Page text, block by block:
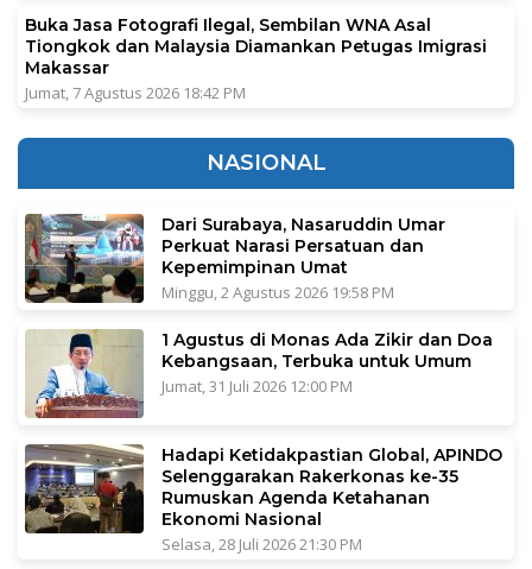
Buka Jasa Fotografi Ilegal, Sembilan WNA Asal
Tiongkok dan Malaysia Diamankan Petugas Imigrasi
Makassar
Jumat, 7 Agustus 2026 18:42 PM
NASIONAL
Dari Surabaya, Nasaruddin Umar
Perkuat Narasi Persatuan dan
Kepemimpinan Umat
Minggu, 2 Agustus 2026 19:58 PM
1 Agustus di Monas Ada Zikir dan Doa
Kebangsaan, Terbuka untuk Umum
Jumat, 31 Juli 2026 12:00 PM
Hadapi Ketidakpastian Global, APINDO
Selenggarakan Rakerkonas ke-35
Rumuskan Agenda Ketahanan
Ekonomi Nasional
Selasa, 28 Juli 2026 21:30 PM